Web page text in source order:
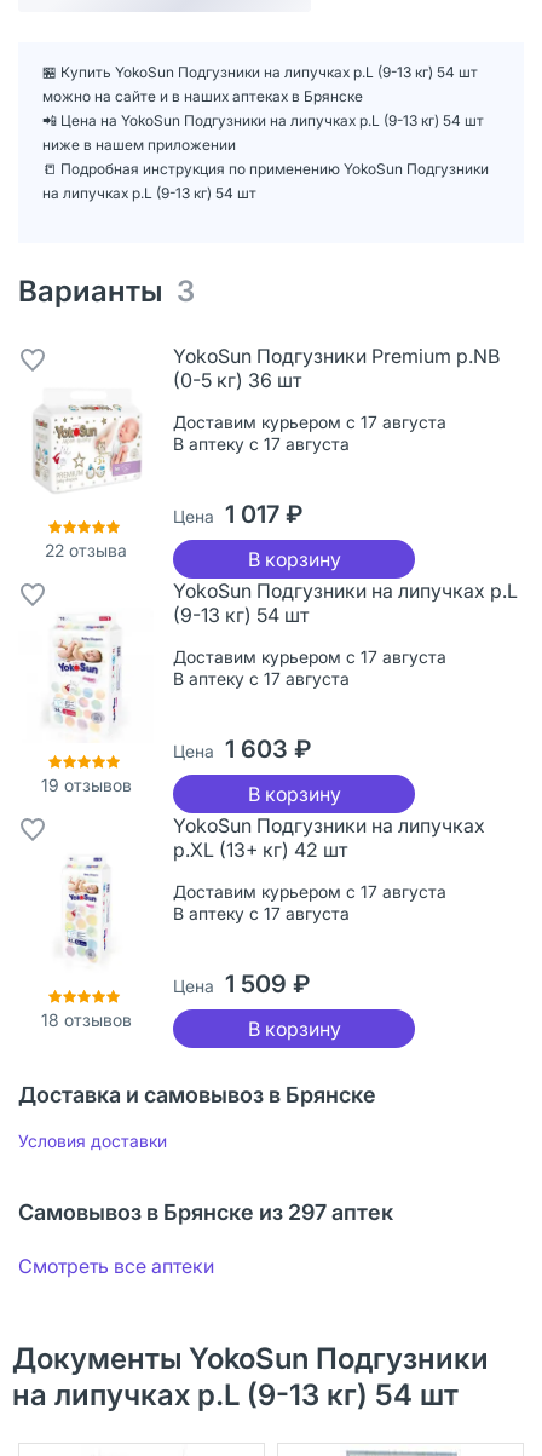
🏪 Купить YokoSun Подгузники на липучках р.L (9-13 кг) 54 шт
можно на сайте и в наших аптеках в Брянске
📲 Цена на YokoSun Подгузники на липучках р.L (9-13 кг) 54 шт
ниже в нашем приложении
📒 Подробная инструкция по применению YokoSun Подгузники
на липучках р.L (9-13 кг) 54 шт
Варианты 3
22 отзыва
YokoSun Подгузники Premium р.NB
(0-5 кг) 36 шт
Доставим курьером с 17 августа
В аптеку с 17 августа
Цена 1 017 ₽
В корзину
19 отзывов
YokoSun Подгузники на липучках р.L
(9-13 кг) 54 шт
Доставим курьером с 17 августа
В аптеку с 17 августа
Цена 1 603 ₽
В корзину
18 отзывов
YokoSun Подгузники на липучках
р.XL (13+ кг) 42 шт
Доставим курьером с 17 августа
В аптеку с 17 августа
Цена 1 509 ₽
В корзину
Доставка и самовывоз в Брянске
Условия доставки
Самовывоз в Брянске из 297 аптек
Смотреть все аптеки
Документы YokoSun Подгузники
на липучках р.L (9-13 кг) 54 шт